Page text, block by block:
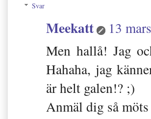
Svar
Meekatt
13
Men hallå! Jag
Hahaha, jag
är helt galen!? ;)
Anmäl dig så